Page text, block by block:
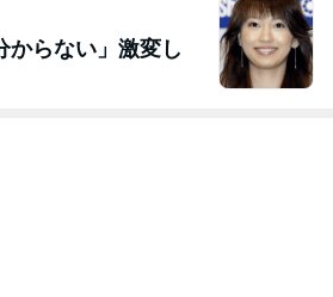
からない」激変し